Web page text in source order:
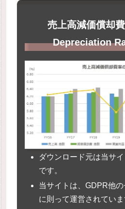
売上高減価償却
Depreciation
ダウンロード元は当サ
です。
当サイトは、GDPR他
に則って運営されていま